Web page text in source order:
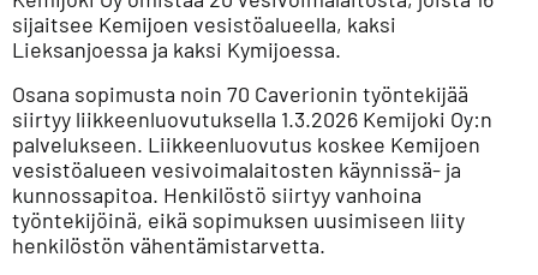
sijaitsee Kemijoen vesistöalueella, kaksi
Lieksanjoessa ja kaksi Kymijoessa.
Osana sopimusta noin 70 Caverionin työntekijää
siirtyy liikkeenluovutuksella 1.3.2026 Kemijoki Oy:n
palvelukseen. Liikkeenluovutus koskee Kemijoen
vesistöalueen vesivoimalaitosten käynnissä- ja
kunnossapitoa. Henkilöstö siirtyy vanhoina
työntekijöinä, eikä sopimuksen uusimiseen liity
henkilöstön vähentämistarvetta.